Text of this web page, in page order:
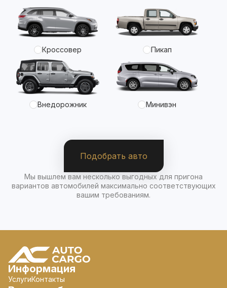
Кроссовер Пикап
Внедорожник Минивэн
Подобрать авто
Мы вышлем вам несколько выгодных для пригона
вариантов автомобилей максимально соответствующих
вашим требованиям.
Информация
УслугиКонтакты